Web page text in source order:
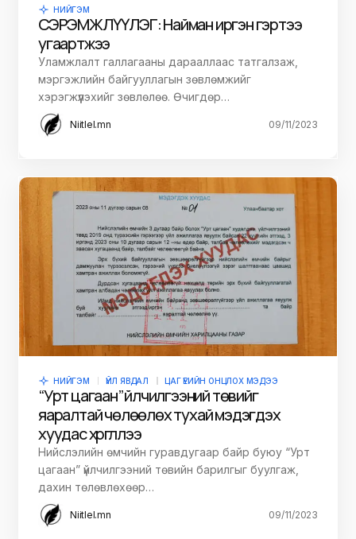
НИЙГЭМ
СЭРЭМЖЛҮҮЛЭГ: Найман иргэн гэртээ
угаартжээ
Уламжлалт галлагааны дарааллаас татгалзаж,
мэргэжлийн байгууллагын зөвлөмжийг
хэрэгжүүлэхийг зөвлөлөө. Өчигдөр…
Niitlel.mn 09/11/2023
НИЙГЭМ ҮЙЛ ЯВДАЛ ЦАГ ҮЕИЙН ОНЦЛОХ МЭДЭЭ
“Урт цагаан” үйлчилгээний төвийг
яаралтай чөлөөлөх тухай мэдэгдэх
хуудас хүргүүллээ
Нийслэлийн өмчийн гуравдугаар байр буюу “Урт
цагаан” үйлчилгээний төвийн барилгыг буулгаж,
дахин төлөвлөхөөр…
Niitlel.mn 09/11/2023